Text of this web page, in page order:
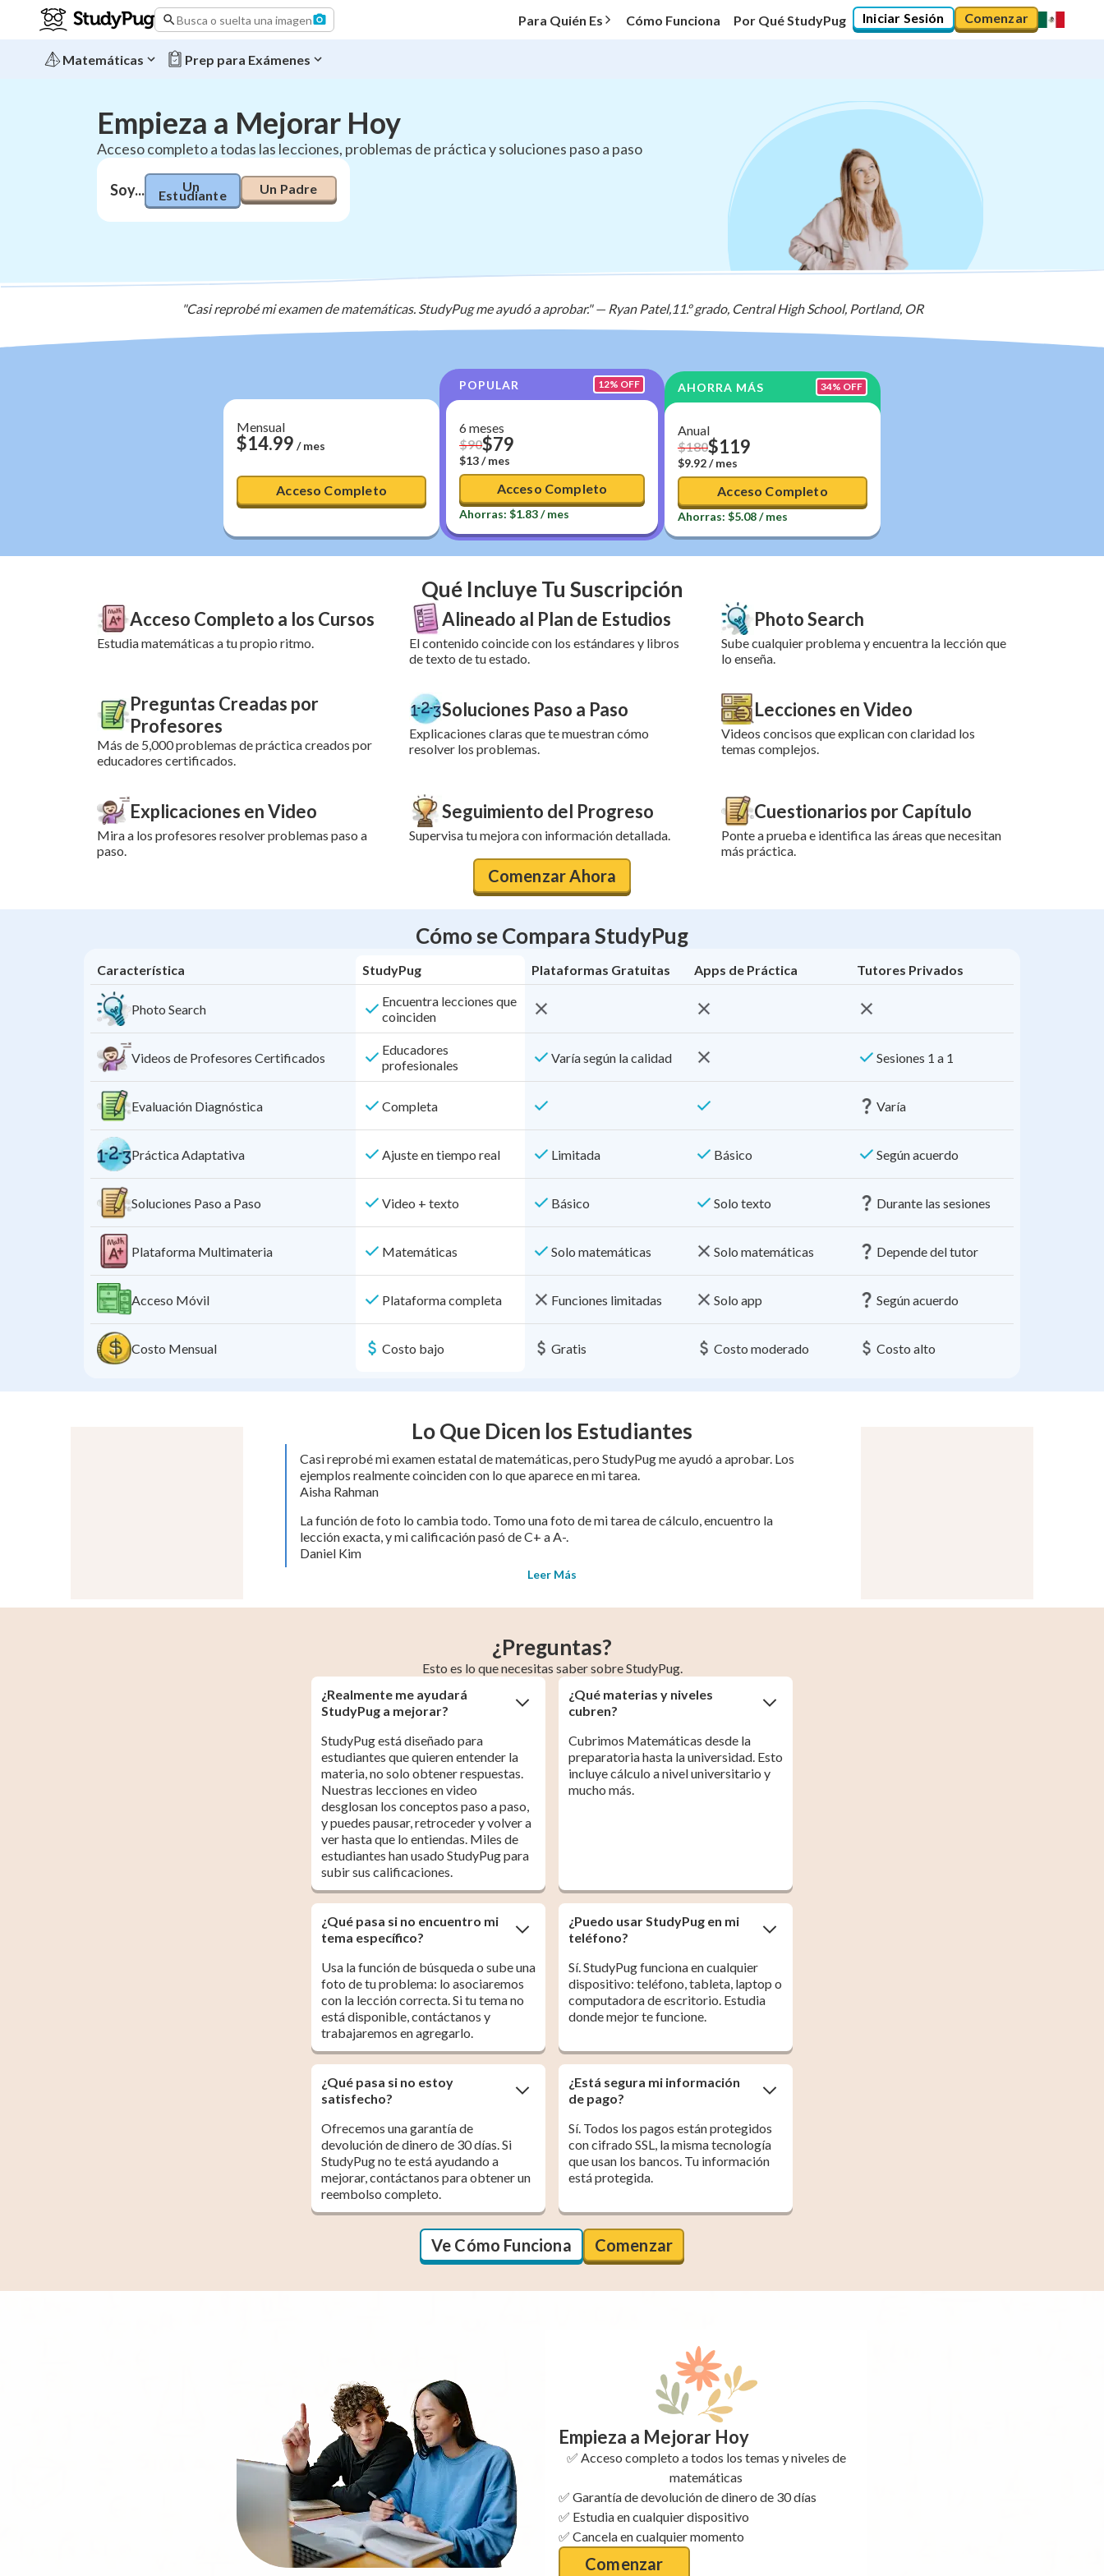
Busca o suelta una imagen Para Quién Es Cómo Funciona Por Qué StudyPug Iniciar Sesión Comenzar
Matemáticas Prep para Exámenes
Empieza a Mejorar Hoy
Acceso completo a todas las lecciones, problemas de práctica y soluciones paso a paso
Soy... Un
Estudiante Un Padre
"Casi reprobé mi examen de matemáticas. StudyPug me ayudó a aprobar."— Ryan Patel,11.º grado, Central High School, Portland, OR
Mensual
$14.99 / mes
Acceso Completo
POPULAR 12% OFF
6 meses
$90$79
$13/ mes
Acceso Completo
Ahorras:$1.83/ mes
AHORRA MÁS 34% OFF
Anual
$180$119
$9.92/ mes
Acceso Completo
Ahorras: $5.08/ mes
Qué Incluye Tu Suscripción
Acceso Completo a los Cursos
Estudia matemáticas a tu propio ritmo.
Alineado al Plan de Estudios
El contenido coincide con los estándares y libros
de texto de tu estado.
Photo Search
Sube cualquier problema y encuentra la lección que
lo enseña.
Preguntas Creadas por
Profesores
Más de 5,000 problemas de práctica creados por
educadores certificados.
Soluciones Paso a Paso
Explicaciones claras que te muestran cómo
resolver los problemas.
Lecciones en Video
Videos concisos que explican con claridad los
temas complejos.
Explicaciones en Video
Mira a los profesores resolver problemas paso a
paso.
Seguimiento del Progreso
Supervisa tu mejora con información detallada.
Cuestionarios por Capítulo
Ponte a prueba e identifica las áreas que necesitan
más práctica.
Comenzar Ahora
Cómo se Compara StudyPug
Característica StudyPug Plataformas Gratuitas Apps de Práctica Tutores Privados
Photo Search
Encuentra lecciones que
coinciden
Videos de Profesores Certificados
Educadores
profesionales
Varía según la calidad Sesiones 1 a 1
Evaluación Diagnóstica Completa Varía
Práctica Adaptativa Ajuste en tiempo real Limitada Básico Según acuerdo
Soluciones Paso a Paso Video + texto Básico Solo texto Durante las sesiones
Plataforma Multimateria Matemáticas Solo matemáticas Solo matemáticas Depende del tutor
Acceso Móvil Plataforma completa Funciones limitadas Solo app Según acuerdo
Costo Mensual Costo bajo Gratis Costo moderado Costo alto
Lo Que Dicen los Estudiantes
Casi reprobé mi examen estatal de matemáticas, pero StudyPug me ayudó a aprobar. Los
ejemplos realmente coinciden con lo que aparece en mi tarea.
Aisha Rahman
La función de foto lo cambia todo. Tomo una foto de mi tarea de cálculo, encuentro la
lección exacta, y mi calificación pasó de C+ a A-.
Daniel Kim
Leer Más
¿Preguntas?
Esto es lo que necesitas saber sobre StudyPug.
¿Realmente me ayudará
StudyPug a mejorar?
StudyPug está diseñado para
estudiantes que quieren entender la
materia, no solo obtener respuestas.
Nuestras lecciones en video
desglosan los conceptos paso a paso,
y puedes pausar, retroceder y volver a
ver hasta que lo entiendas. Miles de
estudiantes han usado StudyPug para
subir sus calificaciones.
¿Qué materias y niveles
cubren?
Cubrimos Matemáticas desde la
preparatoria hasta la universidad. Esto
incluye cálculo a nivel universitario y
mucho más.
¿Qué pasa si no encuentro mi
tema específico?
Usa la función de búsqueda o sube una
foto de tu problema: lo asociaremos
con la lección correcta. Si tu tema no
está disponible, contáctanos y
trabajaremos en agregarlo.
¿Puedo usar StudyPug en mi
teléfono?
Sí. StudyPug funciona en cualquier
dispositivo: teléfono, tableta, laptop o
computadora de escritorio. Estudia
donde mejor te funcione.
¿Qué pasa si no estoy
satisfecho?
Ofrecemos una garantía de
devolución de dinero de 30 días. Si
StudyPug no te está ayudando a
mejorar, contáctanos para obtener un
reembolso completo.
¿Está segura mi información
de pago?
Sí. Todos los pagos están protegidos
con cifrado SSL, la misma tecnología
que usan los bancos. Tu información
está protegida.
Ve Cómo Funciona Comenzar
Empieza a Mejorar Hoy
✅ Acceso completo a todos los temas y niveles de
matemáticas
✅ Garantía de devolución de dinero de 30 días
✅ Estudia en cualquier dispositivo
✅ Cancela en cualquier momento
Comenzar
Precios | StudyPug